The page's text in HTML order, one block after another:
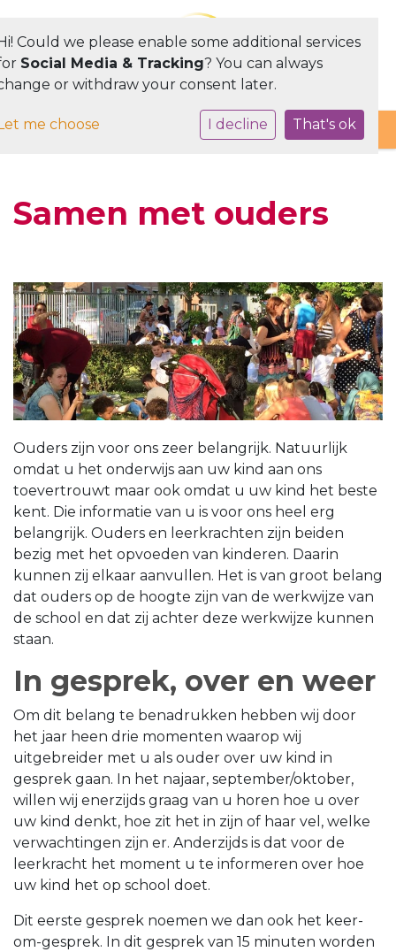
Toggle navigation
Samen met ouders
Ouders zijn voor ons zeer belangrijk. Natuurlijk
omdat u het onderwijs aan uw kind aan ons
toevertrouwt maar ook omdat u uw kind het beste
kent. Die informatie van u is voor ons heel erg
belangrijk. Ouders en leerkrachten zijn beiden
bezig met het opvoeden van kinderen. Daarin
kunnen zij elkaar aanvullen. Het is van groot belang
dat ouders op de hoogte zijn van de werkwijze van
de school en dat zij achter deze werkwijze kunnen
staan.
In gesprek, over en weer
Om dit belang te benadrukken hebben wij door
het jaar heen drie momenten waarop wij
uitgebreider met u als ouder over uw kind in
gesprek gaan. In het najaar, september/oktober,
willen wij enerzijds graag van u horen hoe u over
uw kind denkt, hoe zit het in zijn of haar vel, welke
verwachtingen zijn er. Anderzijds is dat voor de
leerkracht het moment u te informeren over hoe
uw kind het op school doet.
Dit eerste gesprek noemen we dan ook het keer-
om-gesprek. In dit gesprek van 15 minuten worden
Could we please enable some additional services
Social Media & Tracking? You can always
or withdraw your consent later.
me choose I decline That's ok